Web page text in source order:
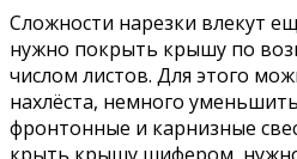
Сложности нарезки влекут
нужно покрыть крышу по
числом листов. Для этого
нахлёста, немного
фронтонные и карнизные